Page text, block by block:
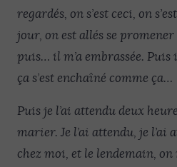
regardés, on s’est ceci, on
jour, on est allés se
puis… il m’a embrassée.
ça s’est enchaîné comme ça…
Puis je l’ai attendu deux
marier. Je l’ai attendu, je l’ai
chez moi, et le lendemain,